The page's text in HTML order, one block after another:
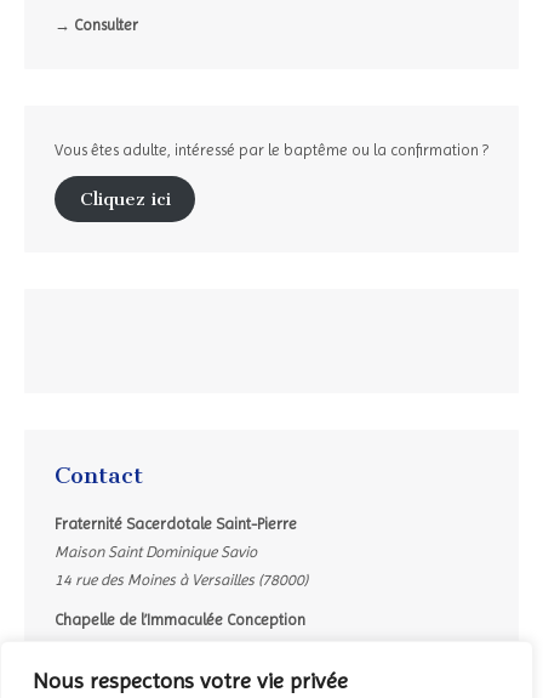
Nous respectons votre vie privée
→ Consulter
Vous êtes adulte, intéressé par le baptême ou la confirmation ?
Cliquez ici
Contact
Fraternité Sacerdotale Saint-Pierre
Maison Saint Dominique Savio
14 rue des Moines à Versailles (78000)
Chapelle de l’Immaculée Conception
Contacter le secrétariat par mail :